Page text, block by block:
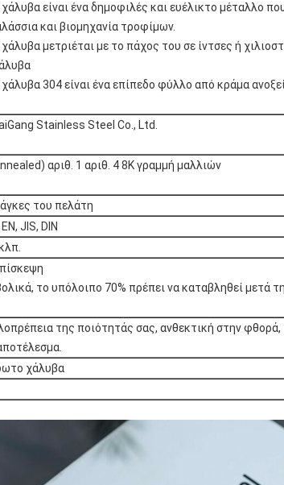
είναι ένα δημοφιλές και ευέλικτο μέταλλο
και βιομηχανία τροφίμων.
μετριέται με το πάχος του σε ίντσες ή
304 είναι ένα επίπεδο φύλλο από κράμα
Stainless Steel Co., Ltd.
αριθ. 1 αριθ. 4 8K γραμμή μαλλιών
του πελάτη
JIS, DIN
το υπόλοιπο 70% πρέπει να καταβληθεί μετά
της ποιότητάς σας, ανθεκτική στην
χάλυβα